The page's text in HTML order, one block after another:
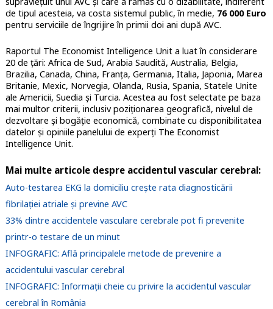
de tipul acesteia, va costa sistemul public, în medie, 76 000 Euro
pentru serviciile de îngrijire în primii doi ani după AVC.
Raportul The Economist Intelligence Unit a luat în considerare
20 de țări: Africa de Sud, Arabia Saudită, Australia, Belgia,
Brazilia, Canada, China, Franța, Germania, Italia, Japonia, Marea
Britanie, Mexic, Norvegia, Olanda, Rusia, Spania, Statele Unite
ale Americii, Suedia și Turcia. Acestea au fost selectate pe baza
mai multor criterii, inclusiv poziționarea geografică, nivelul de
dezvoltare și bogăție economică, combinate cu disponibilitatea
datelor și opiniile panelului de experți The Economist
Intelligence Unit.
Mai multe articole despre accidentul vascular cerebral:
Auto-testarea EKG la domiciliu crește rata diagnosticării
fibrilației atriale și previne AVC
33% dintre accidentele vasculare cerebrale pot fi prevenite
printr-o testare de un minut
INFOGRAFIC: Află principalele metode de prevenire a
accidentului vascular cerebral
INFOGRAFIC: Informații cheie cu privire la accidentul vascular
cerebral în România